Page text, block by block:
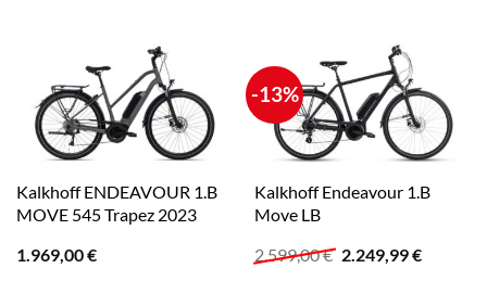
Kalkhoff ENDEAVOUR 1.B
MOVE 545 Trapez 2023
1.969,00€
-13%
Kalkhoff Endeavour 1.B
Move LB
2.599,00€ Ursprünglicher
2.249,99€